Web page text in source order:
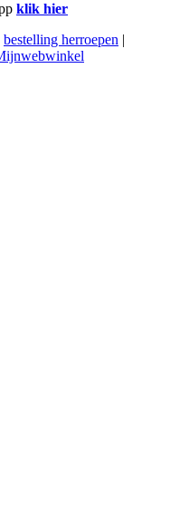
klik hier
bestelling herroepen |